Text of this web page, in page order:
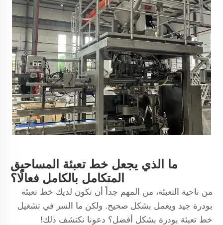
ما الذي يجعل خط تعبئة المساحيق
المتكامل بالكامل فعالًا؟
من ناحية التعبئة، من المهم جداً أن تكون لديك خط تعبئة
بودرة جيد ويعمل بشكل صحيح. ولكن ما السر في تشغيل
خط تعبئة بودرة بشكل أفضل؟ دعونا نكتشف ذلك!